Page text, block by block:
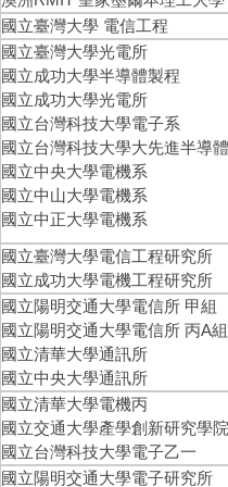
國立臺灣大學 電信工程
國立臺灣大學光電所
國立成功大學半導體製程
國立成功大學光電所
國立台灣科技大學電子系
國立台灣科技大學大先進半導體
國立中央大學電機系
國立中山大學電機系
國立中正大學電機系
國立臺灣大學電信工程研究所
國立成功大學電機工程研究所
國立陽明交通大學電信所 甲組
國立陽明交通大學電信所 丙A組
國立清華大學通訊所
國立中央大學通訊所
國立清華大學電機丙
國立交通大學產學創新研究學
國立台灣科技大學電子乙一
國立陽明交通大學電子研究所